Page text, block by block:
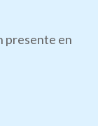
presente en